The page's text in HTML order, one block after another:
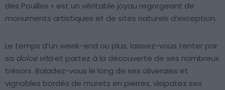
des Pouilles » est un véritable joyau regorgeant de
monuments artistiques et de sites naturels d’exception.
Le temps d’un week-end ou plus, laissez-vous tenter par
sa dolce vitaet partez à la découverte de ses nombreux
trésors. Baladez-vous le long de ses oliveraies et
vignobles bordés de murets en pierres, visipatez ses